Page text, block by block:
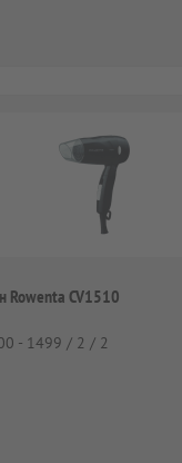
Rowenta CV1510
- 1499 / 2 / 2